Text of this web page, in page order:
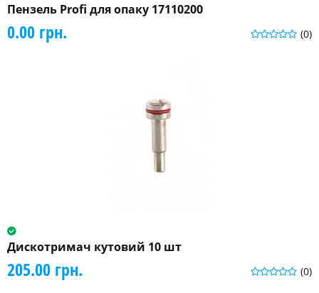
Пензель Profi для опаку 17110200
(0)
0.00 грн.
Дискотримач кутовий 10 шт
(0)
205.00 грн.